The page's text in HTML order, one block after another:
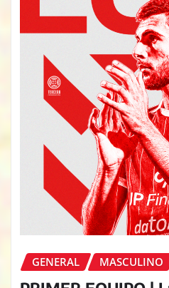
GENERAL MASCULINO